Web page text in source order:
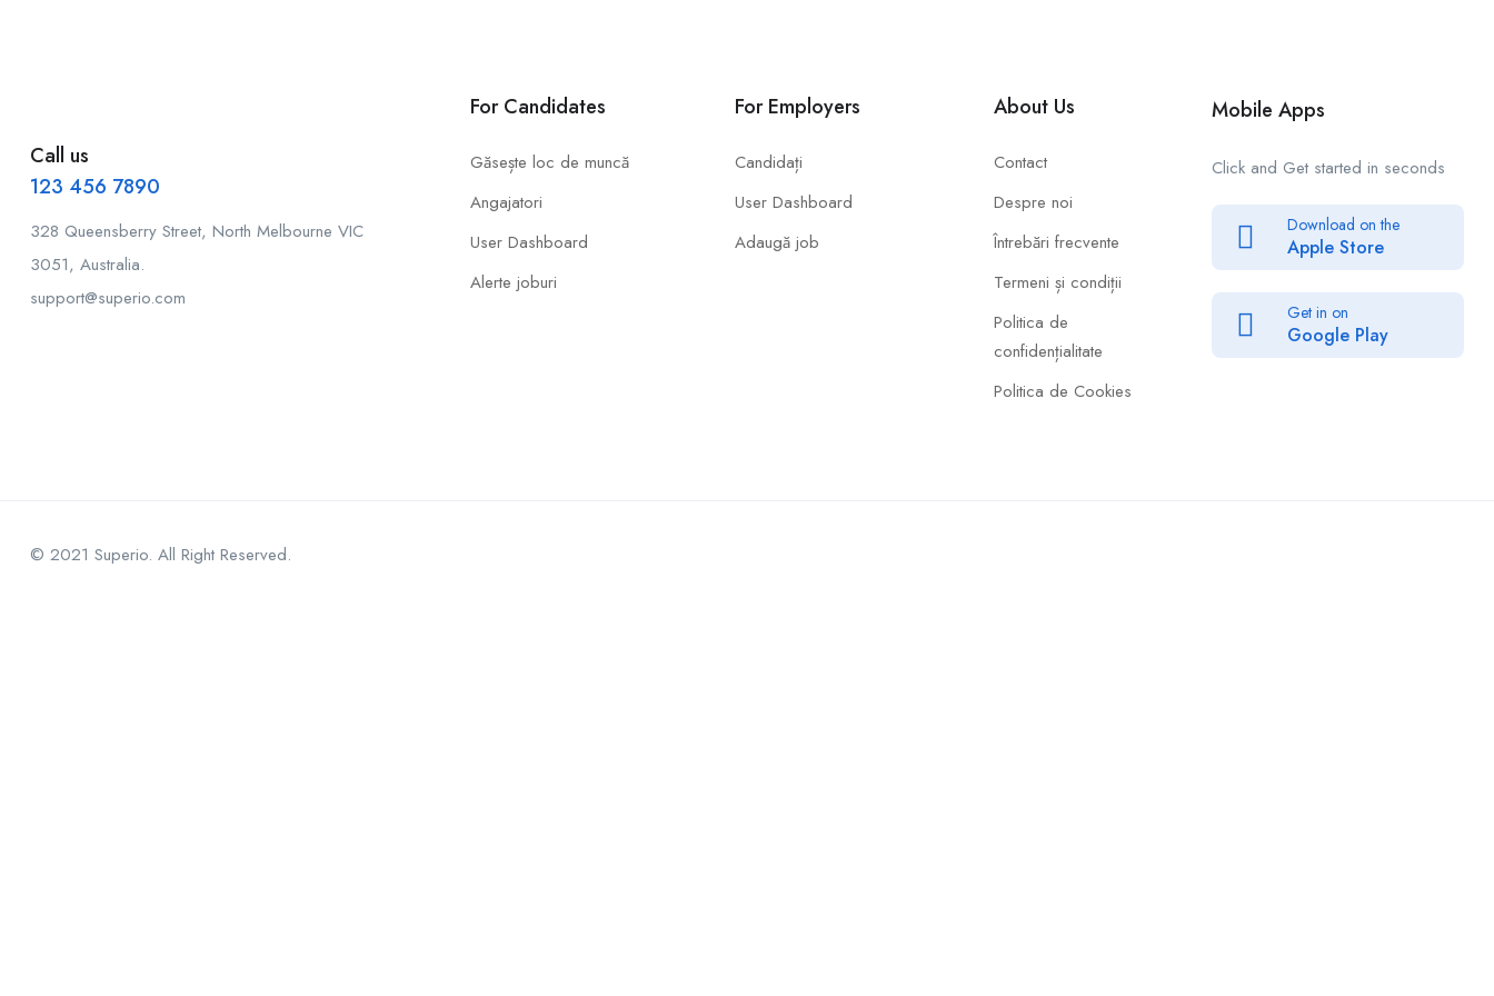
Call us
123 456 7890
328 Queensberry Street, North Melbourne VIC
3051, Australia.
support@superio.com
For Candidates
Găsește loc de muncă
Angajatori
User Dashboard
Alerte joburi
For Employers
Candidați
User Dashboard
Adaugă job
About Us
Contact
Despre noi
Întrebări frecvente
Termeni și condiții
Politica de
confidențialitate
Politica de Cookies
Mobile Apps
Click and Get started in seconds
Download on the
Apple Store
Get in on
Google Play
© 2021 Superio. All Right Reserved.